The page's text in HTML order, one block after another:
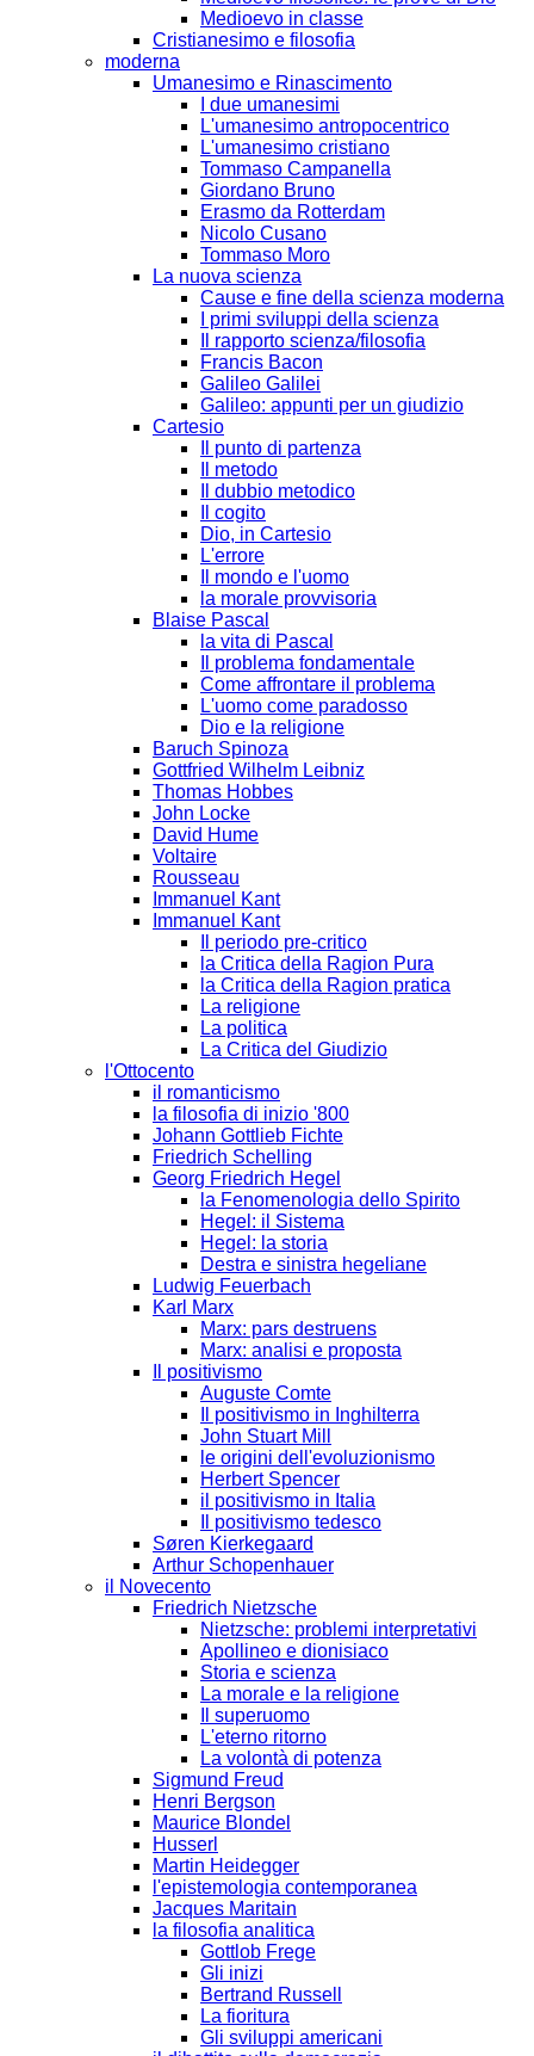
Medioevo in classe
Cristianesimo e filosofia
moderna
Umanesimo e Rinascimento
I due umanesimi
L'umanesimo antropocentrico
L'umanesimo cristiano
Tommaso Campanella
Giordano Bruno
Erasmo da Rotterdam
Nicolo Cusano
Tommaso Moro
La nuova scienza
Cause e fine della scienza moderna
I primi sviluppi della scienza
Il rapporto scienza/filosofia
Francis Bacon
Galileo Galilei
Galileo: appunti per un giudizio
Cartesio
Il punto di partenza
Il metodo
Il dubbio metodico
Il cogito
Dio, in Cartesio
L'errore
Il mondo e l'uomo
la morale provvisoria
Blaise Pascal
la vita di Pascal
Il problema fondamentale
Come affrontare il problema
L'uomo come paradosso
Dio e la religione
Baruch Spinoza
Gottfried Wilhelm Leibniz
Thomas Hobbes
John Locke
David Hume
Voltaire
Rousseau
Immanuel Kant
Immanuel Kant
Il periodo pre-critico
la Critica della Ragion Pura
la Critica della Ragion pratica
La religione
La politica
La Critica del Giudizio
l'Ottocento
il romanticismo
la filosofia di inizio '800
Johann Gottlieb Fichte
Friedrich Schelling
Georg Friedrich Hegel
la Fenomenologia dello Spirito
Hegel: il Sistema
Hegel: la storia
Destra e sinistra hegeliane
Ludwig Feuerbach
Karl Marx
Marx: pars destruens
Marx: analisi e proposta
Il positivismo
Auguste Comte
Il positivismo in Inghilterra
John Stuart Mill
le origini dell'evoluzionismo
Herbert Spencer
il positivismo in Italia
Il positivismo tedesco
Søren Kierkegaard
Arthur Schopenhauer
il Novecento
Friedrich Nietzsche
Nietzsche: problemi interpretativi
Apollineo e dionisiaco
Storia e scienza
La morale e la religione
Il superuomo
L'eterno ritorno
La volontà di potenza
Sigmund Freud
Henri Bergson
Maurice Blondel
Husserl
Martin Heidegger
l'epistemologia contemporanea
Jacques Maritain
la filosofia analitica
Gottlob Frege
Gli inizi
Bertrand Russell
La fioritura
Gli sviluppi americani